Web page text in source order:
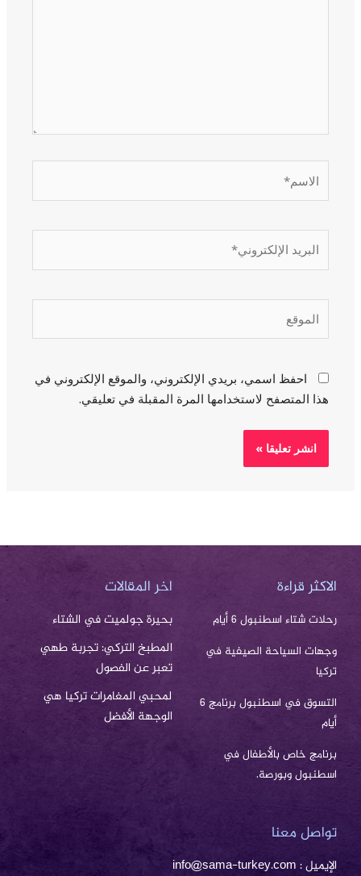
الإلكتروني*
احفظ اسمي، بريدي الإلكتروني، والموقع الإلكتروني في
هذا المتصفح لاستخدامها المرة المقبلة في تعليقي.
الاكثر قراءة
رحلات شتاء اسطنبول 6 أيام
وجهات السياحة الصيفية في
تركيا
التسوق في اسطنبول برنامج 6
أيام
برنامج خاص بالأطفال في
اسطنبول وبورصة.
اخر المقالات
بحيرة جولميت في الشتاء
المطبخ التركي: تجربة طهي
تعبر عن الفصول
لمحبي المغامرات تركيا هي
الوجهة الأفضل
تواصل معنا
الإيميل : info@sama-turkey.com